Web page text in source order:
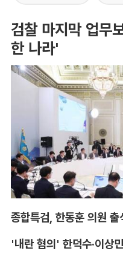
검찰 마지막 업무
한 나라'